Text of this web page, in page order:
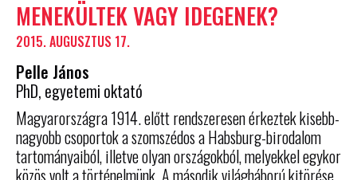
MENEKÜLTEK VAGY IDEGENEK?
2015. AUGUSZTUS 17.
Pelle János
PhD, egyetemi oktató
Magyarországra 1914. előtt rendszeresen érkeztek kisebb-
nagyobb csoportok a szomszédos a Habsburg-birodalom
tartományaiból, illetve olyan országokból, melyekkel egykor
közös volt a történelmünk. A második világháború kitörése